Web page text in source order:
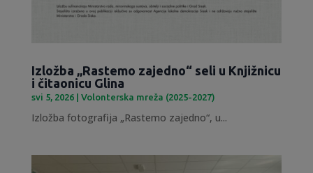
Izložba „Rastemo zajedno“ seli u Knjižnicu
i čitaonicu Glina
svi 5, 2026| Volonterska mreža (2025-2027)
Izložba fotografija „Rastemo zajedno“, u...